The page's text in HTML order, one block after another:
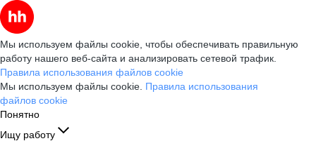
Мы используем файлы cookie, чтобы обеспечивать правильную
работу нашего веб-сайта и анализировать сетевой трафик.
Правила использования файлов cookie
Мы используем файлы cookie. Правила использования
файлов cookie
Понятно
Ищу работу